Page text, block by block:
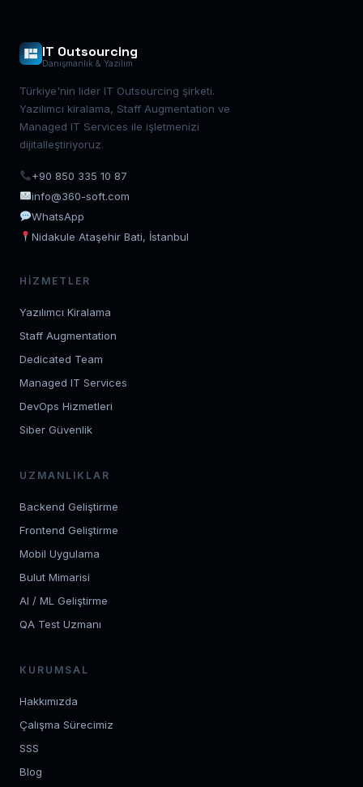
IT Outsourcing
Danışmanlık & Yazılım
Türkiye'nin lider IT Outsourcing şirketi.
Yazılımcı kiralama, Staff Augmentation ve
Managed IT Services ile işletmenizi
dijitalleştiriyoruz.
+90 850 335 10 87
info@360-soft.com
WhatsApp
Nidakule Ataşehir Bati, İstanbul
HIZMETLER
Yazılımcı Kiralama
Staff Augmentation
Dedicated Team
Managed IT Services
DevOps Hizmetleri
Siber Güvenlik
UZMANLIKLAR
Backend Geliştirme
Frontend Geliştirme
Mobil Uygulama
Bulut Mimarisi
AI / ML Geliştirme
QA Test Uzmanı
KURUMSAL
Hakkımızda
Çalışma Sürecimiz
SSS
Blog